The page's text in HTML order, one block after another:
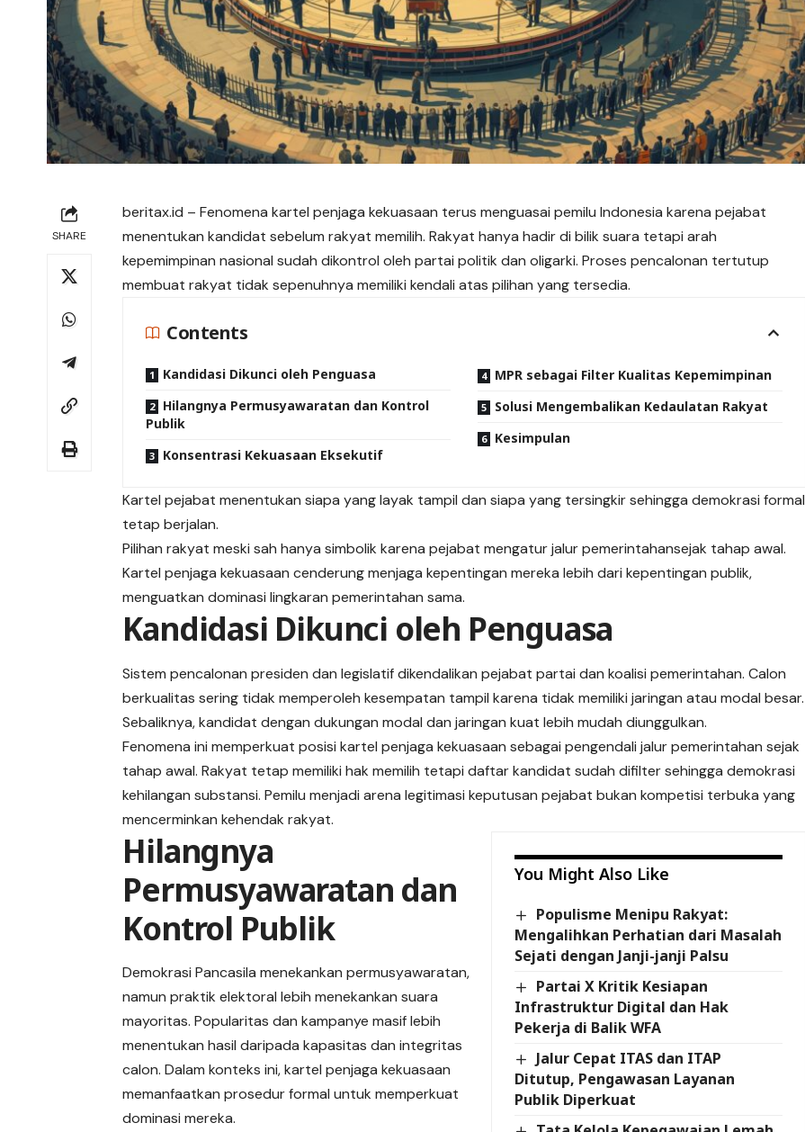
SHARE
beritax.id – Fenomena kartel penjaga kekuasaan terus menguasai pemilu Indonesia karena pejabat
menentukan kandidat sebelum rakyat memilih. Rakyat hanya hadir di bilik suara tetapi arah
kepemimpinan nasional sudah dikontrol oleh partai politik dan oligarki. Proses pencalonan tertutup
membuat rakyat tidak sepenuhnya memiliki kendali atas pilihan yang tersedia.
Contents
Kandidasi Dikunci oleh Penguasa
Hilangnya Permusyawaratan dan Kontrol
Publik
Konsentrasi Kekuasaan Eksekutif
MPR sebagai Filter Kualitas Kepemimpinan
Solusi Mengembalikan Kedaulatan Rakyat
Kesimpulan
Kartel pejabat menentukan siapa yang layak tampil dan siapa yang tersingkir sehingga demokrasi formal
tetap berjalan.
Pilihan rakyat meski sah hanya simbolik karena pejabat mengatur jalur pemerintahansejak tahap awal.
Kartel penjaga kekuasaan cenderung menjaga kepentingan mereka lebih dari kepentingan publik,
menguatkan dominasi lingkaran pemerintahan sama.
Kandidasi Dikunci oleh Penguasa
Sistem pencalonan presiden dan legislatif dikendalikan pejabat partai dan koalisi pemerintahan. Calon
berkualitas sering tidak memperoleh kesempatan tampil karena tidak memiliki jaringan atau modal besar.
Sebaliknya, kandidat dengan dukungan modal dan jaringan kuat lebih mudah diunggulkan.
Fenomena ini memperkuat posisi kartel penjaga kekuasaan sebagai pengendali jalur pemerintahan sejak
tahap awal. Rakyat tetap memiliki hak memilih tetapi daftar kandidat sudah difilter sehingga demokrasi
kehilangan substansi. Pemilu menjadi arena legitimasi keputusan pejabat bukan kompetisi terbuka yang
mencerminkan kehendak rakyat.
You Might Also Like
Populisme Menipu Rakyat:
Mengalihkan Perhatian dari Masalah
Sejati dengan Janji-janji Palsu
Partai X Kritik Kesiapan
Infrastruktur Digital dan Hak
Pekerja di Balik WFA
Jalur Cepat ITAS dan ITAP
Ditutup, Pengawasan Layanan
Publik Diperkuat
Hilangnya
Permusyawaratan dan
Kontrol Publik
Demokrasi Pancasila menekankan permusyawaratan,
namun praktik elektoral lebih menekankan suara
mayoritas. Popularitas dan kampanye masif lebih
menentukan hasil daripada kapasitas dan integritas
calon. Dalam konteks ini, kartel penjaga kekuasaan
memanfaatkan prosedur formal untuk memperkuat
dominasi mereka.